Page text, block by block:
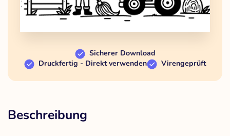
Sicherer Download
Druckfertig - Direkt verwenden
Virengeprüft
Beschreibung